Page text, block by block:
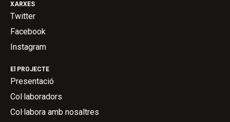
El PROJECTE
Presentació
Col·laboradors
Col·labora amb nosaltres
XARXES
Twitter
Facebook
Instagram